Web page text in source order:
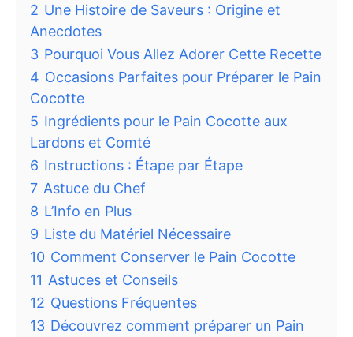
2 Une Histoire de Saveurs : Origine et
Anecdotes
3 Pourquoi Vous Allez Adorer Cette Recette
4 Occasions Parfaites pour Préparer le Pain
Cocotte
5 Ingrédients pour le Pain Cocotte aux
Lardons et Comté
6 Instructions : Étape par Étape
7 Astuce du Chef
8 L’Info en Plus
9 Liste du Matériel Nécessaire
10 Comment Conserver le Pain Cocotte
11 Astuces et Conseils
12 Questions Fréquentes
13 Découvrez comment préparer un Pain